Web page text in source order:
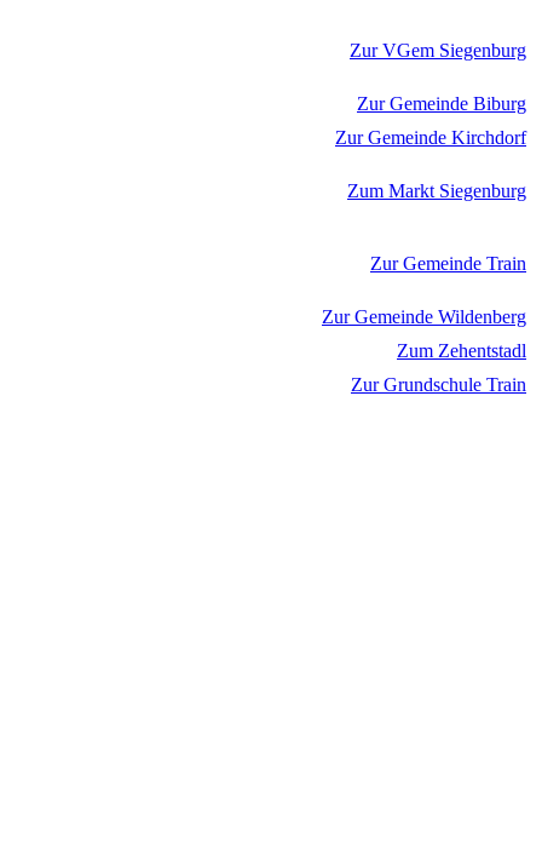
Zur VGem Siegenburg
Zur Gemeinde Biburg
Zur Gemeinde Kirchdorf
Zum Markt Siegenburg
Zur Gemeinde Train
Zur Gemeinde Wildenberg
Zum Zehentstadl
Zur Grundschule Train